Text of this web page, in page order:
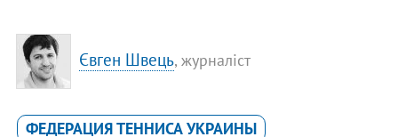
Євген Швець, журналіст
ФЕДЕРАЦИЯ ТЕННИСА УКРАИНЫ